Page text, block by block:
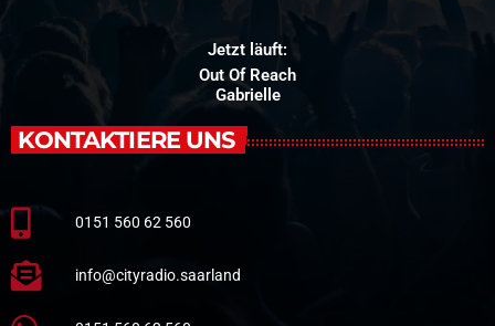
Jetzt läuft:
Out Of Reach
Gabrielle
KONTAKTIERE UNS
0151 560 62 560
info@cityradio.saarland